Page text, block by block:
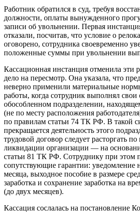
Работник обратился в суд, требуя
должности, оплаты вынужденного
записи об увольнении. Первая
отказали, посчитав, что условие о
оговорено, сотрудника своевременно
положенные суммы при увольнении
Кассационная инстанция отменила эти
дело на пересмотр. Она указала, что
неверно применили материальные
работы, когда сотрудник выполнял свои
обособленном подразделении,
(не по месту расположения
по правилам статьи 74 ТК РФ. В такой
прекращается деятельность этого
трудовой договор следует расторгать
ликвидации организации — на
статьи 81 ТК РФ. Сотруднику при этом
сопутствующие гарантии: уведомление
месяца, выходное пособие в размере
заработка и сохранение заработка на
(до двух месяцев).
Кассация сослалась на постановление